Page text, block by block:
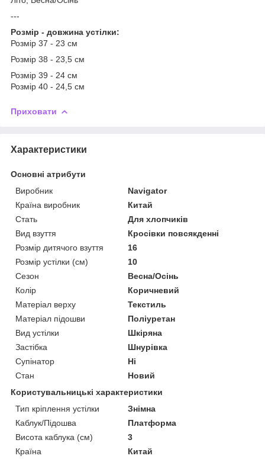
---
Розмір - довжина устілки:
Розмір 37 - 23 см
Розмір 38 - 23,5 см
Розмір 39 - 24 см
Розмір 40 - 24,5 см
Приховати
Характеристики
Основні атрибути
Виробник
Navigator
Країна виробник
Китай
Стать
Для хлопчиків
Вид взуття
Кросівки повсякденні
Розмір дитячого взуття
16
Розмір устілки (см)
10
Сезон
Весна/Осінь
Колір
Коричневий
Матеріал верху
Текстиль
Матеріал підошви
Поліуретан
Вид устілки
Шкіряна
Застібка
Шнурівка
Супінатор
Ні
Стан
Новий
Користувальницькі характеристики
Тип кріплення устілки
Знімна
Каблук/Підошва
Платформа
Висота каблука (см)
3
Країна
Китай